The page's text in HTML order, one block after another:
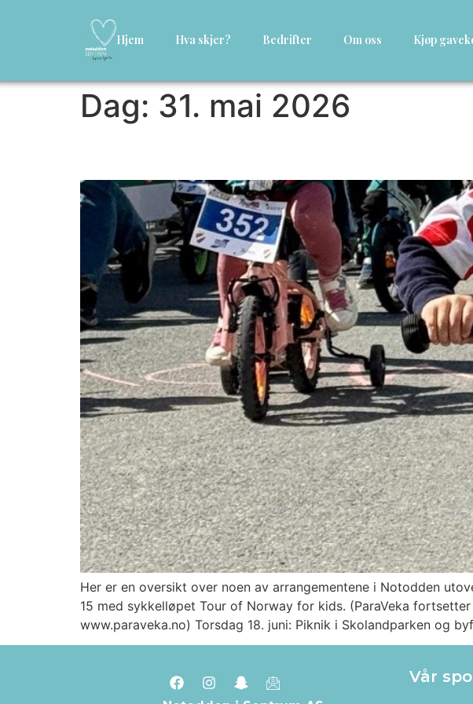
Hjem Hva skjer? Bedrifter Om oss Kjøp
Dag: 31. mai 2026
Her er en oversikt over noen av arrangementene i Notodden
15 med sykkelløpet Tour of Norway for kids. (ParaVeka
www.paraveka.no) Torsdag 18. juni: Piknik i Skolandparken og
Vår